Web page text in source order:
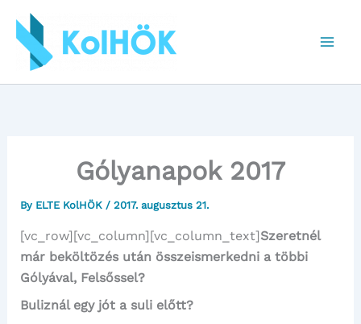
content
Gólyanapok 2017
By ELTE KolHÖK / 2017. augusztus 21.
[vc_row][vc_column][vc_column_text]Szeretnél
már beköltözés után összeismerkedni a többi
Gólyával, Felsőssel?
Buliznál egy jót a suli előtt?